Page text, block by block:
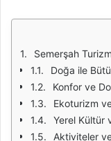
Semerşah Turizm:
Doğa ile
Konfor ve
Ekoturizm
Yerel Kültür
Aktiviteler